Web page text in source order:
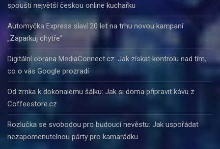
spouští největší českou online kuchařku
Automyčka Express slaví 20 let na trhu novou kampaní
„Zaparkuj chytře“
Digitální obrana MediaConnect.cz: Jak získat kontrolu nad tím,
co o vás Google prozradí
Od zrnka k dokonalému šálku: Jak si doma připravit kávu z
Coffeestore.cz
Rozlučka se svobodou pro budoucí nevěstu: Jak uspořádat
nezapomenutelnou párty pro kamarádku